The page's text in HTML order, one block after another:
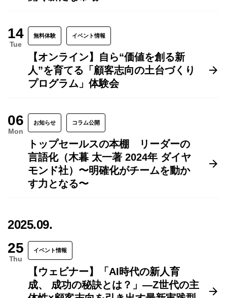
14
Tue
無料体験 イベント情報
【オンライン】自ら“価値を創る新
人”を育てる「顧客志向の土台づくり
プログラム」体験会
06
Mon
お知らせ コラム公開
トップセールスの本棚 リーダーの
言語化（木暮 太一著 2024年 ダイヤ
モンド社）〜明確化がチームを動か
す力となる〜
2025.09.
25
Thu
イベント情報
【ウェビナー】「AI時代の新人育
成、 成功の秘訣とは？」―Z世代の主